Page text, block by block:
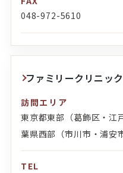
048-972-5610
ファミリークリニッ
訪問エリア
東京都東部（葛飾区・江
葉県西部（市川市・浦安
TEL